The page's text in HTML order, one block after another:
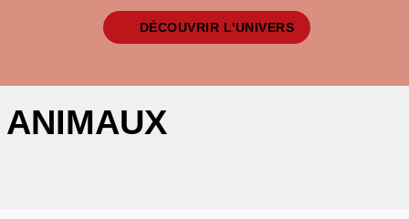
DÉCOUVRIR L'UNIVERS